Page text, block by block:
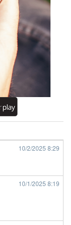
10/2/2025 8:29
10/1/2025 8:19